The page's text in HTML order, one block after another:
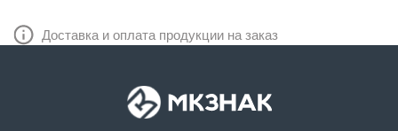
Доставка и оплата продукции на заказ